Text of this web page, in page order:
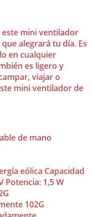
mini ventilador
alegrará tu día. Es
en cualquier
es ligero y
viajar o
mini ventilador de
de mano
eólica Capacidad
Potencia: 1,5 W
102G